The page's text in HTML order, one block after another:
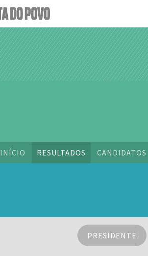
INÍCIO RESULTADOS CANDIDATOS
PRESIDENTE